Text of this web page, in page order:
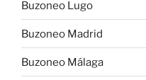
Buzoneo Lugo
Buzoneo Madrid
Buzoneo Málaga